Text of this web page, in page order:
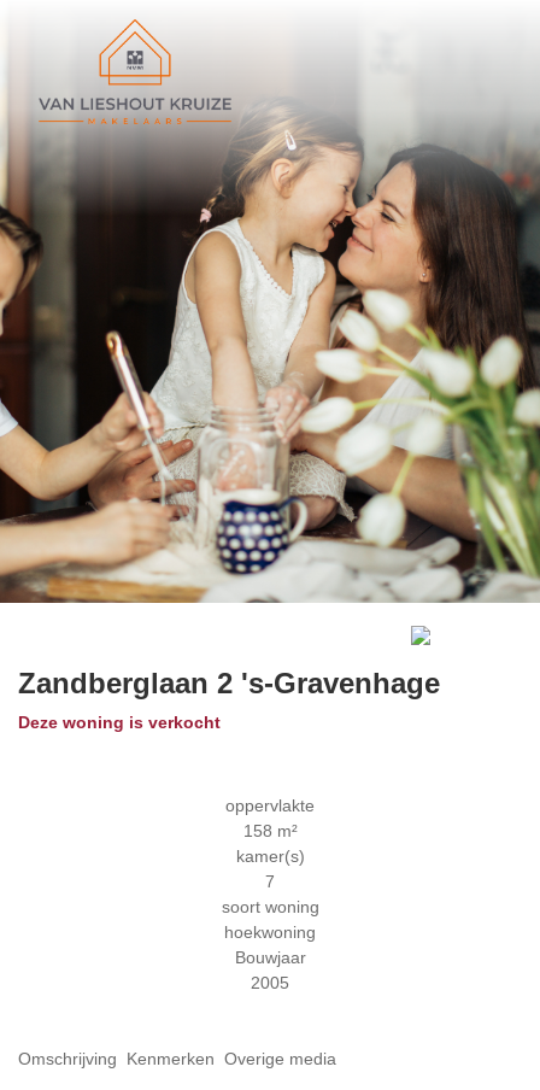
Zandberglaan 2 's-Gravenhage
Deze woning is verkocht
oppervlakte
158 m²
kamer(s)
7
soort woning
hoekwoning
Bouwjaar
2005
Omschrijving Kenmerken Overige media